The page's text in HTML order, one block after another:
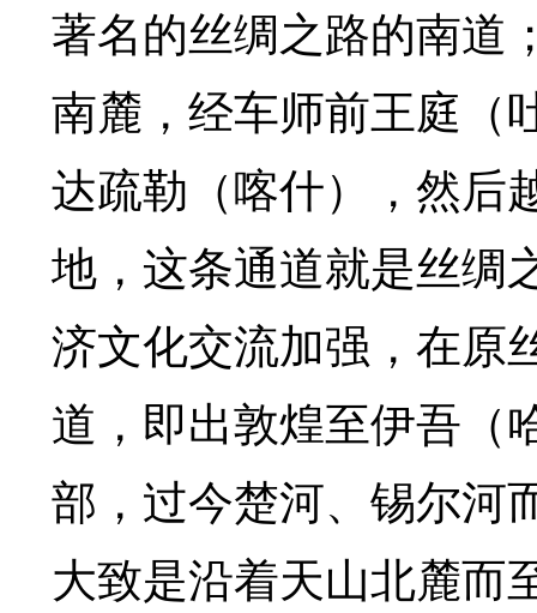
著名的丝绸之路的南道
南麓，经车师前王庭（
达疏勒（喀什），然后
地，这条通道就是丝绸
济文化交流加强，在原
道，即出敦煌至伊吾（
部，过今楚河、锡尔河
大致是沿着天山北麓而